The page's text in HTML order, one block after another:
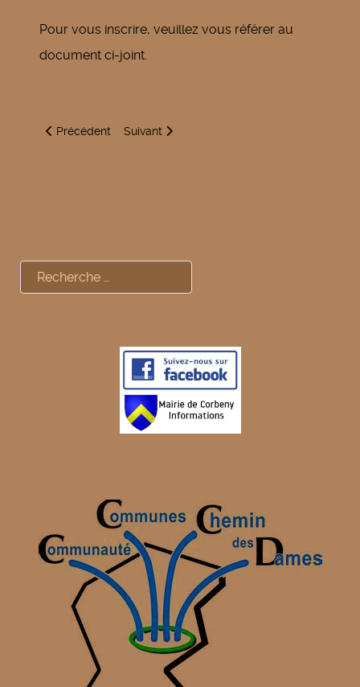
Pour vous inscrire, veuillez vous référer au
document ci-joint.
Article précédent : Brocante Oeuilly
Précédent Article suivant : Apollinaire, mes amours,
Suivant
Rechercher